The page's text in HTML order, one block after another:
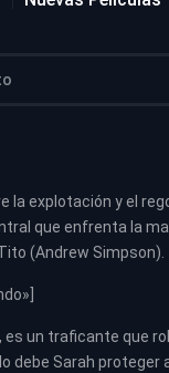
la explotación y el
que enfrenta la
(Andrew Simpson).
es un traficante que
debe Sarah